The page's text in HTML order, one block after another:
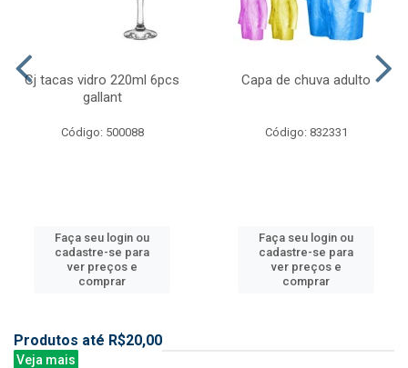
Cj tacas vidro 220ml 6pcs
gallant
Código: 500088
Faça seu login ou
cadastre-se para
ver preços e
comprar
Capa de chuva adulto
Código: 832331
Faça seu login ou
cadastre-se para
ver preços e
comprar
Produtos até R$20,00
Veja mais